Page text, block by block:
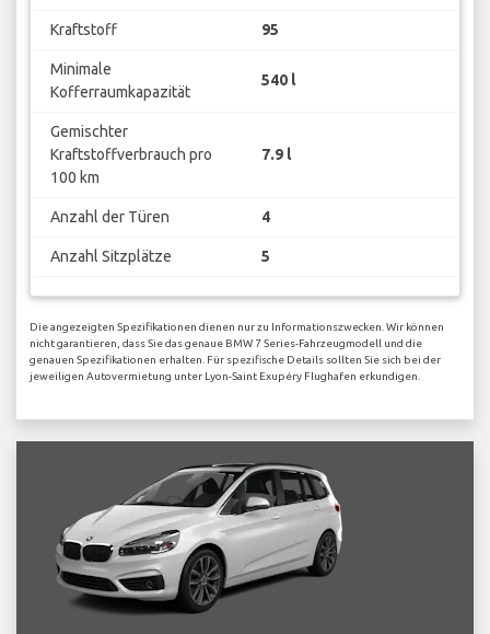
Kraftstoff 95
Minimale
Kofferraumkapazität
540 l
Gemischter
Kraftstoffverbrauch pro
100 km
7.9 l
Anzahl der Türen 4
Anzahl Sitzplätze 5
Die angezeigten Spezifikationen dienen nur zu Informationszwecken. Wir können
nicht garantieren, dass Sie das genaue BMW 7 Series-Fahrzeugmodell und die
genauen Spezifikationen erhalten. Für spezifische Details sollten Sie sich bei der
jeweiligen Autovermietung unter Lyon-Saint Exupéry Flughafen erkundigen.